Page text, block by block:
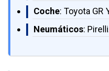
Coche: Toyota GR
Neumáticos: